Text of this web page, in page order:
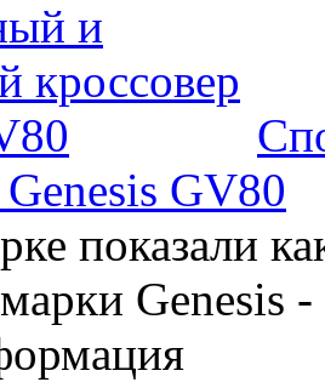
GV80
показали
Genesis